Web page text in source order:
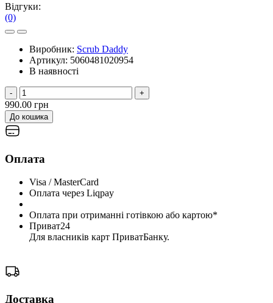
Відгуки:
(0)
Виробник: Scrub Daddy
Артикул: 5060481020954
В наявності
- +
990.00 грн
До кошика
Оплата
Visa / MasterCard
Оплата через Liqpay
Оплата при отриманні готівкою або картою*
Приват24
Для власників карт ПриватБанку.
Доставка